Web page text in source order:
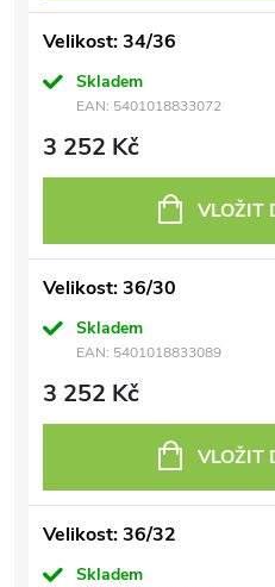
Velikost: 34/36
Skladem
EAN: 5401018833072
3 252 Kč
VLOŽIT
Velikost: 36/30
Skladem
EAN: 5401018833089
3 252 Kč
VLOŽIT
Velikost: 36/32
Skladem